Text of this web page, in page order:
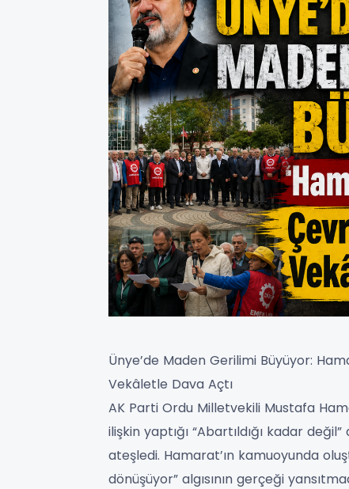
Ünye’de Maden Gerilimi Büyüyor:
Vekâletle Dava Açtı
AK Parti Ordu Milletvekili Mustafa
ilişkin yaptığı “Abartıldığı kadar
ateşledi. Hamarat’ın kamuoyunda
dönüşüyor” algısının gerçeği